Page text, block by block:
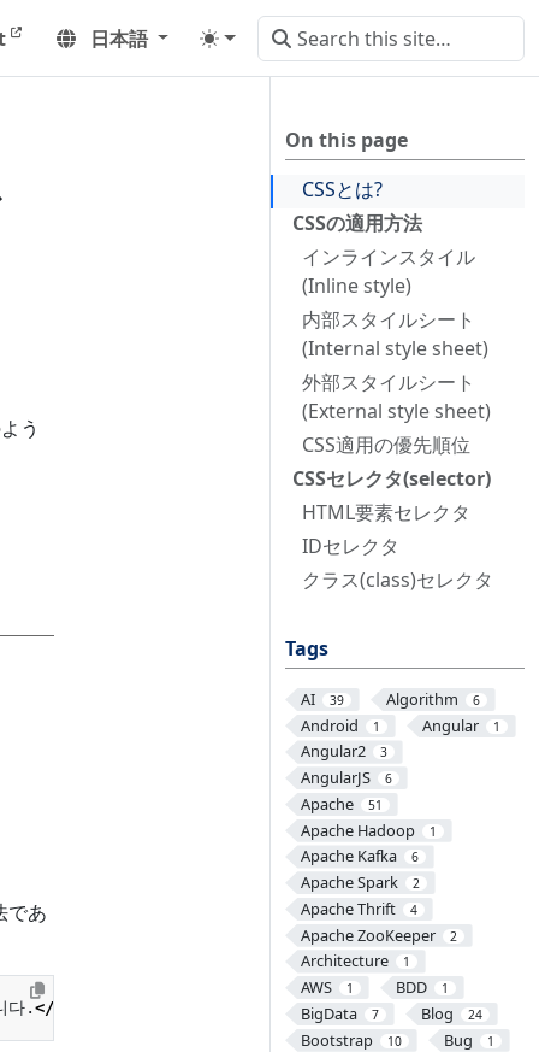
日本語
On this page
CSSとは?
CSSの適用方法
インラインスタイル
(Inline style)
内部スタイルシート
(Internal style sheet)
外部スタイルシート
(External style sheet)
CSS適用の優先順位
CSSセレクタ(selector)
HTML要素セレクタ
IDセレクタ
クラス(class)セレクタ
Tags
AI 39 Algorithm 6
Android 1 Angular 1
Angular2 3
AngularJS 6
Apache 51
Apache Hadoop 1
Apache Kafka 6
Apache Spark 2
Apache Thrift 4
Apache ZooKeeper 2
Architecture 1
AWS 1 BDD 1
BigData 7 Blog 24
Bootstrap 10 Bug 1
う
であ
다.</